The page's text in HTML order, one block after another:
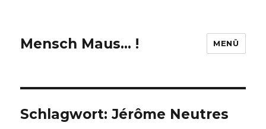
Mensch Maus… ! MENÜ
Schlagwort:Jérôme Neutres